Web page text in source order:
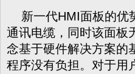
新一代HMI面板的优
通讯电缆，同时该面板
念基于硬件解决方案的
程序没有负担。对于用